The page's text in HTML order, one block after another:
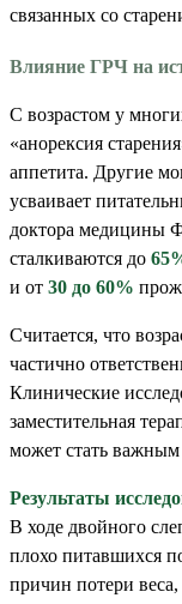
связанных со
Влияние ГРЧ на
С возрастом у
«анорексия
аппетита. Другие
усваивает
доктора медицины
сталкиваются до
и от 30 до 60%
Считается, что
частично
Клинические
заместительная
может стать
Результаты
В ходе двойного
плохо питавшихся
причин потери